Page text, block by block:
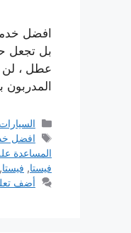
افضل
بل تجعل
عطل ، لن
التصنيفات
السيارات
الوسوم
افضل
المساعدة
فيستا, فيستا,
أضف